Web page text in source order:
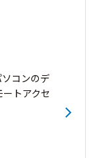
コンのデ
トアクセ